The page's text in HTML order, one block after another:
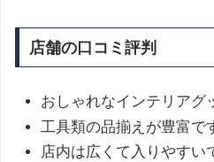
店舗の口コミ評判
おしゃれなインテリアグ
工具類の品揃えが豊富で
店内は広くて入りやすい